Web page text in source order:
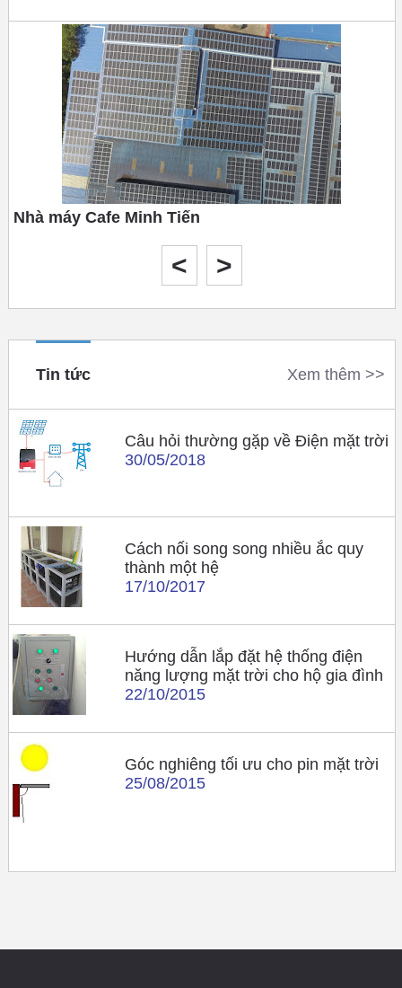
Nhà máy Cafe Minh Tiến
< >
Tin tức Xem thêm >>
Câu hỏi thường gặp về Điện mặt trời
30/05/2018
Cách nối song song nhiều ắc quy
thành một hệ
17/10/2017
Hướng dẫn lắp đặt hệ thống điện
năng lượng mặt trời cho hộ gia đình
22/10/2015
Góc nghiêng tối ưu cho pin mặt trời
25/08/2015